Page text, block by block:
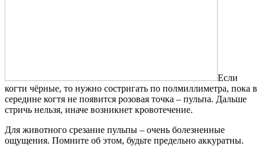
Если
когти чёрные, то нужно состригать по полмиллиметра, пока в
середине когтя не появится розовая точка – пульпа. Дальше
стричь нельзя, иначе возникнет кровотечение.
Для животного срезание пульпы – очень болезненные
ощущения. Помните об этом, будьте предельно аккуратны.